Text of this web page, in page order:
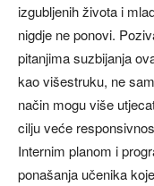
izgubljenih života i
nigdje ne ponovi.
pitanjima suzbijanja
kao višestruku, ne
način mogu više
cilju veće
Internim planom i
ponašanja učenika